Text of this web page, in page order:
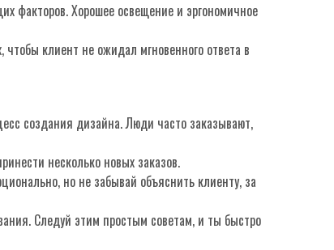
факторов. Хорошее освещение и эргономичное
клиент не ожидал мгновенного ответа в
создания дизайна. Люди часто заказывают,
несколько новых заказов.
но не забывай объяснить клиенту, за
Следуй этим простым советам, и ты быстро